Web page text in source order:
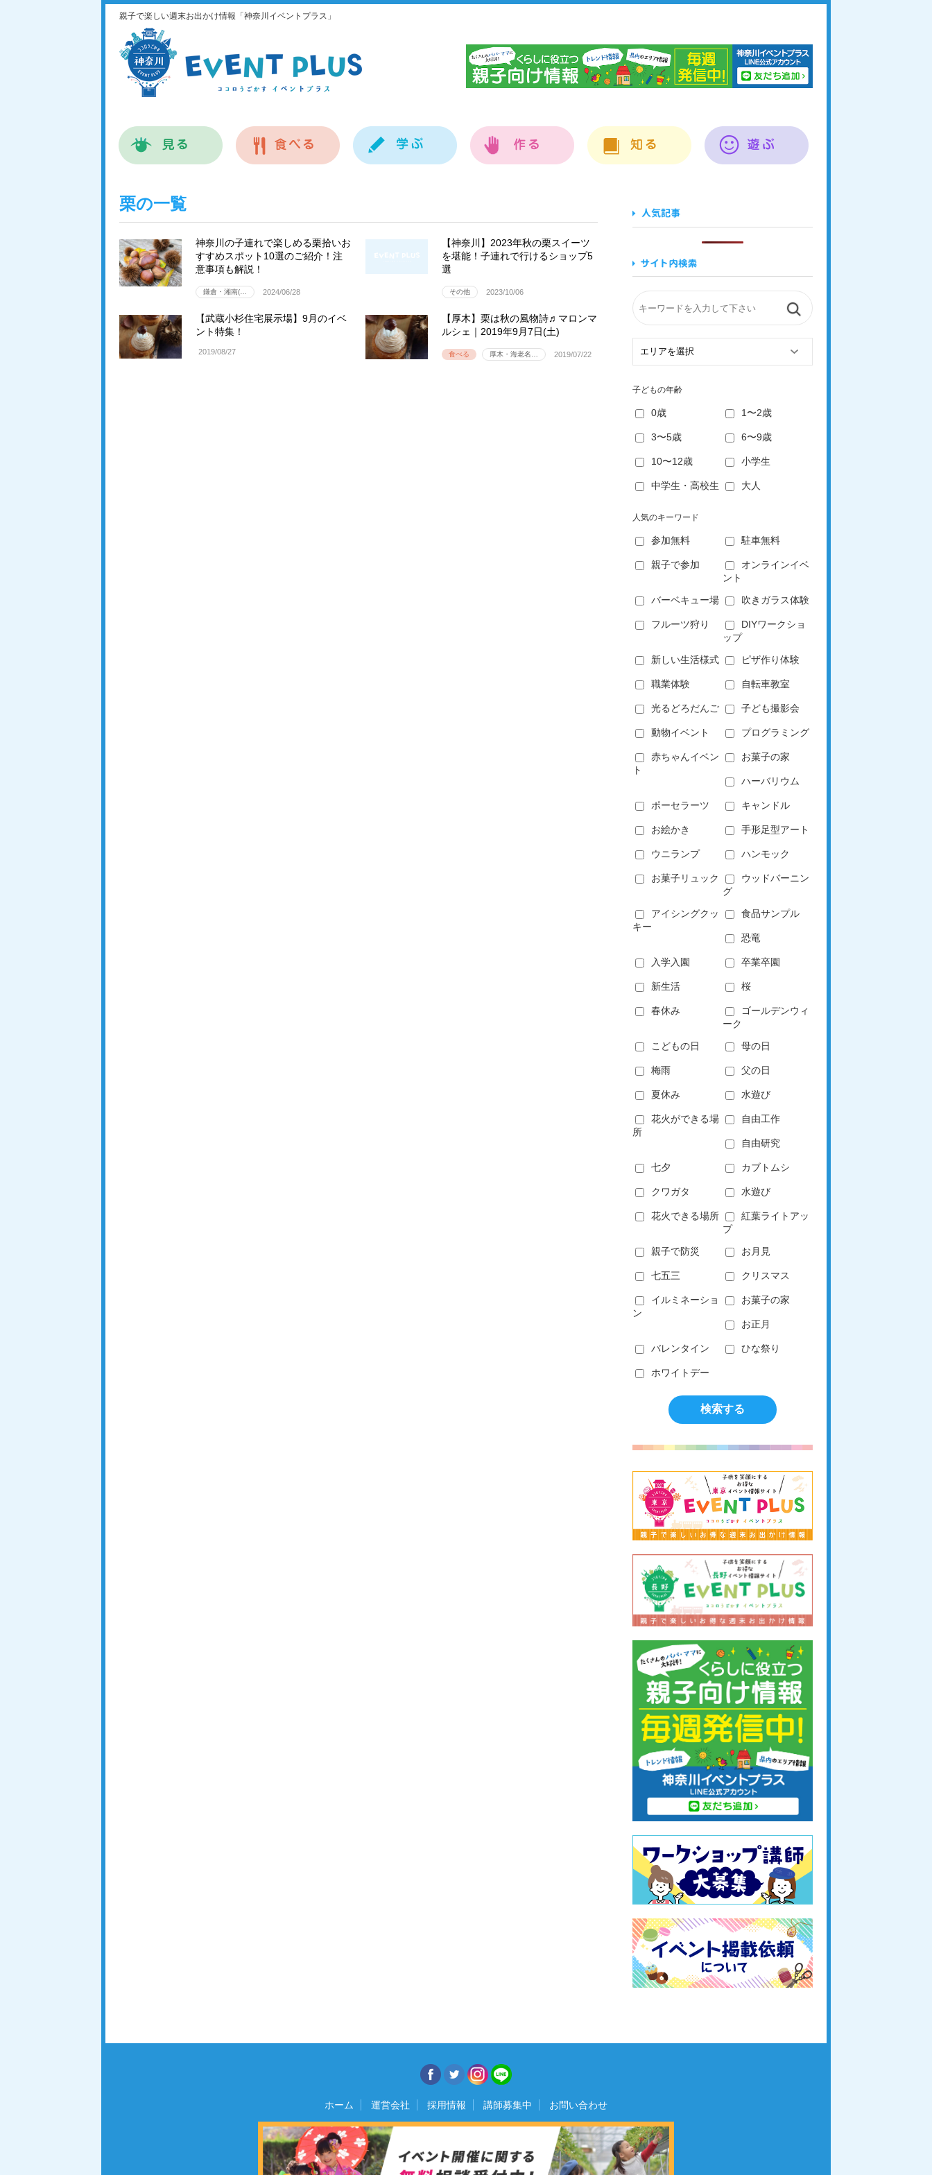
親子で楽しい週末お出かけ情報「神奈川イベントプラス」
栗の一覧
神奈川の子連れで楽しめる栗拾いお
すすめスポット10選のご紹介！注
意事項も解説！
鎌倉・湘南(… 2024/06/28
【神奈川】2023年秋の栗スイーツ
を堪能！子連れで行けるショップ5
選
その他 2023/10/06
【武蔵小杉住宅展示場】9月のイベ
ント特集！
2019/08/27
【厚木】栗は秋の風物詩♬マロンマ
ルシェ｜2019年9月7日(土)
食べる 厚木・海老名… 2019/07/22
子どもの年齢
0歳 1〜2歳
3〜5歳 6〜9歳
10〜12歳 小学生
中学生・高校生 大人
人気のキーワード
参加無料 駐車無料
親子で参加
オンラインイベ
ント
バーベキュー場 吹きガラス体験
フルーツ狩り
DIYワークショ
ップ
新しい生活様式 ピザ作り体験
職業体験 自転車教室
光るどろだんご 子ども撮影会
動物イベント プログラミング
赤ちゃんイベン
ト
お菓子の家
ハーバリウム
ポーセラーツ キャンドル
お絵かき 手形足型アート
ウニランプ ハンモック
お菓子リュック
ウッドバーニン
グ
アイシングクッ
キー
食品サンプル
恐竜
入学入園 卒業卒園
新生活 桜
春休み
ゴールデンウィ
ーク
こどもの日 母の日
梅雨 父の日
夏休み 水遊び
花火ができる場
所
自由工作
自由研究
七夕 カブトムシ
クワガタ 水遊び
花火できる場所
紅葉ライトアッ
プ
親子で防災 お月見
七五三 クリスマス
イルミネーショ
ン
お菓子の家
お正月
バレンタイン ひな祭り
ホワイトデー
ホーム 運営会社 採用情報 講師募集中 お問い合わせ